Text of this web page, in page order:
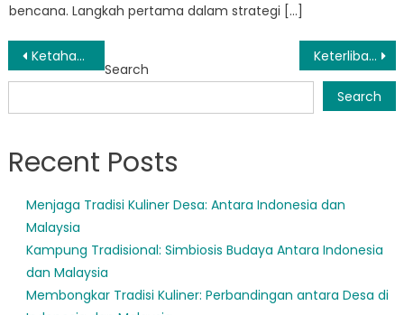
bencana. Langkah pertama dalam strategi […]
Post
navigation
Ketahanan Masyarakat: Bagaimana BPBD XIV Koto Membuat Perubahan Keterlibatan Masyarakat Kunci Sukses Inisiatif Siaga Bencana BPBD Selagan Raya
Search
Search
Recent Posts
Menjaga Tradisi Kuliner Desa: Antara Indonesia dan
Malaysia
Kampung Tradisional: Simbiosis Budaya Antara Indonesia
dan Malaysia
Membongkar Tradisi Kuliner: Perbandingan antara Desa di